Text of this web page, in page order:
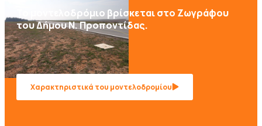
Το μοντελοδρόμιο βρίσκεται στο Ζωγράφου
του Δήμου Ν. Προποντίδας.
Χαρακτηριστικά του μοντελοδρομίου